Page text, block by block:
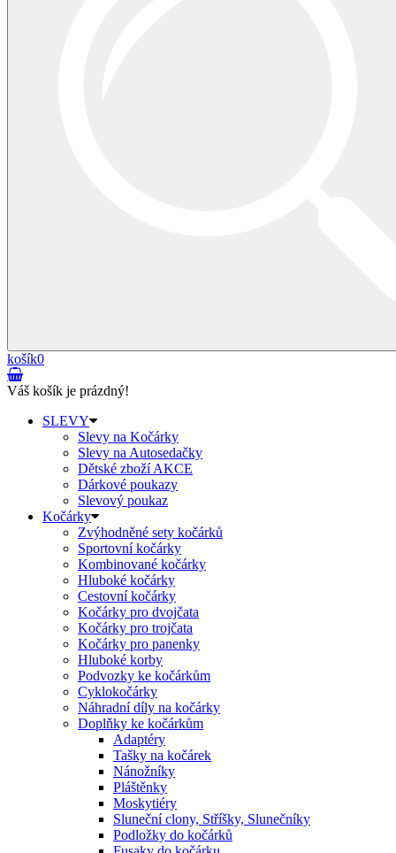
košík0
Váš košík je prázdný!
SLEVY
Slevy na Kočárky
Slevy na Autosedačky
Dětské zboží AKCE
Dárkové poukazy
Slevový poukaz
Kočárky
Zvýhodněné sety kočárků
Sportovní kočárky
Kombinované kočárky
Hluboké kočárky
Cestovní kočárky
Kočárky pro dvojčata
Kočárky pro trojčata
Kočárky pro panenky
Hluboké korby
Podvozky ke kočárkům
Cyklokočárky
Náhradní díly na kočárky
Doplňky ke kočárkům
Adaptéry
Tašky na kočárek
Nánožníky
Pláštěnky
Moskytiéry
Sluneční clony, Stříšky, Slunečníky
Podložky do kočárků